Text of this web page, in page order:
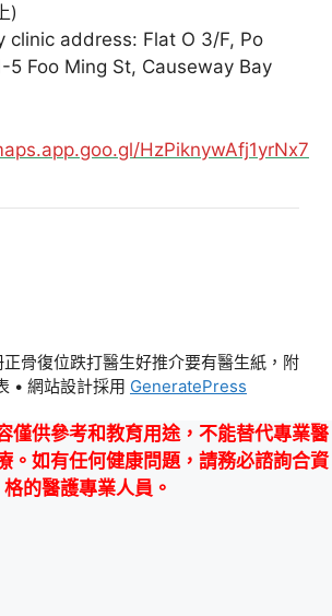
)
clinic address: Flat O 3/F, Po
5 Foo Ming St, Causeway Bay
HzPiknywAfj1yrNx7
骨復位跌打醫生好推介要有醫生紙，附
• 網站設計採用 GeneratePress
僅供參考和教育用途，不能替代專業醫
。如有任何健康問題，請務必諮詢合資
格的醫護專業人員。